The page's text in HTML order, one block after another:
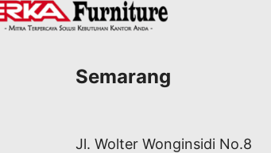
Semarang
Jl. Wolter Wonginsidi No.8